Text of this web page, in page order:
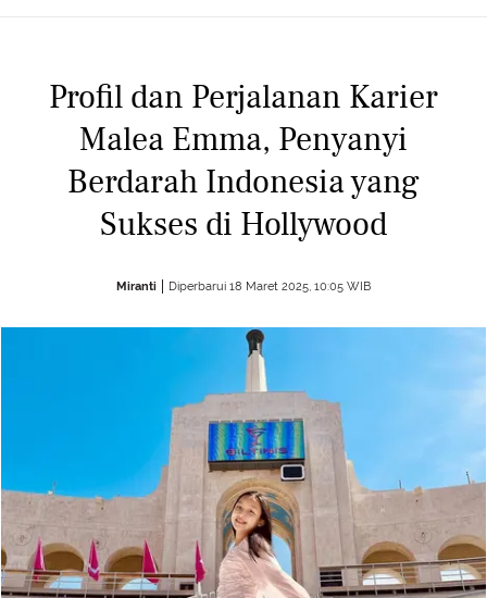
Profil dan Perjalanan Karier
Malea Emma, Penyanyi
Berdarah Indonesia yang
Sukses di Hollywood
Miranti Diperbarui 18 Maret 2025, 10:05 WIB